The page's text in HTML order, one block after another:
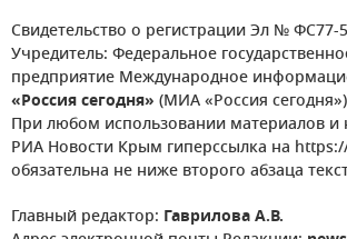
Свидетельство о регистрации Эл № ФС77-
Учредитель: Федеральное
предприятие Международное
«Россия сегодня» (МИА «Россия
При любом использовании материалов и
РИА Новости Крым гиперссылка на
обязательна не ниже второго абзаца
Главный редактор: Гаврилова А.В.